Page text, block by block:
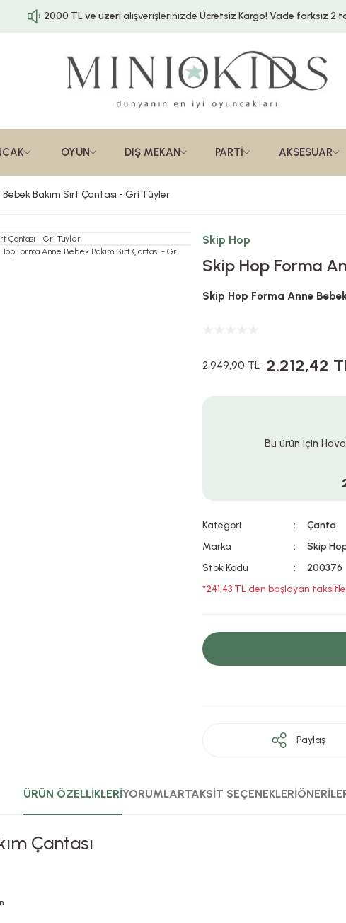
2000 TL ve üzerialışverişlerinizde Ücretsiz Kargo!Vade farksız 2
OYUN DIŞ MEKAN PARTİ AKSESUAR
Bakım Sırt Çantası - Gri Tüyler
Skip Hop
Skip Hop Forma
Skip Hop Forma Anne
2.949,90 TL 2.212,42
Bu ürün için
Kategori
Çanta
Marka
Skip
Stok Kodu
200376
*241,43 TL den başlayan
Paylaş
ÜRÜN ÖZELLİKLERİYORUMLARTAKSİT SEÇENEKLERİ
Çantası